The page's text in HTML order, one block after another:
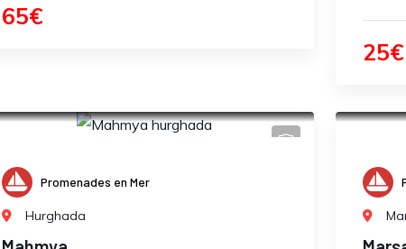
65€
25€
Promenades en Mer
Hurghada